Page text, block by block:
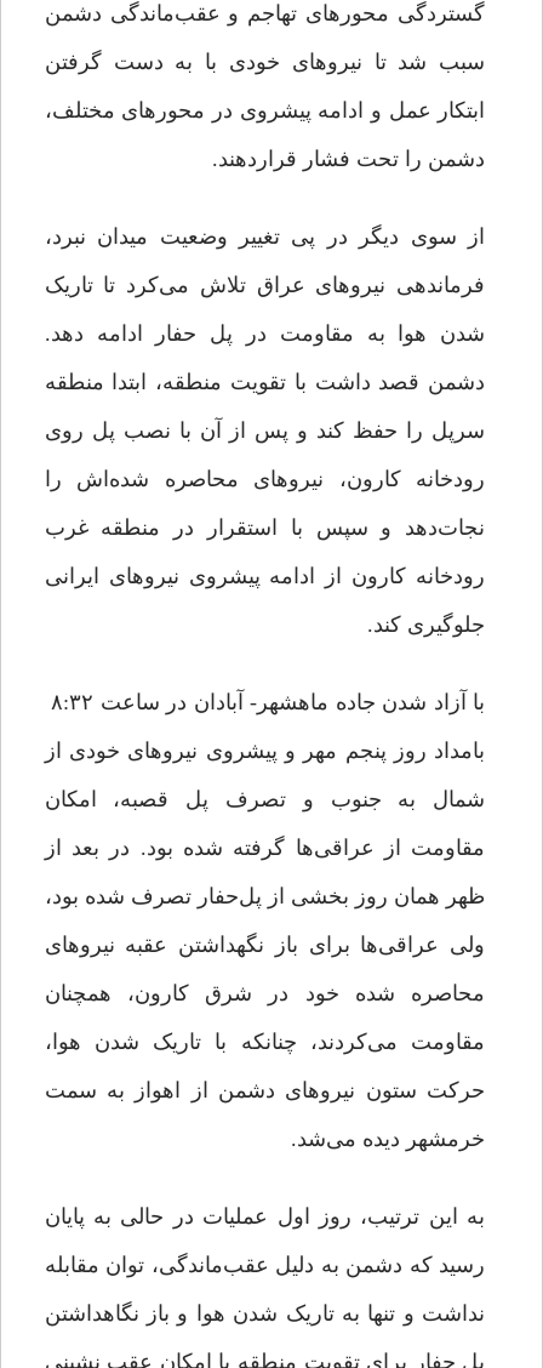
گستردگی محورهای تهاجم و عقب‌ماندگی دشمن
سبب شد تا نیروهای خودی با به دست گرفتن
ابتکار عمل و ادامه پیشروی در محورهای مختلف،
دشمن را تحت فشار قراردهند.
از سوی دیگر در پی تغییر وضعیت میدان نبرد،
فرماندهی نیروهای عراق تلاش می‌کرد تا تاریک
شدن هوا به مقاومت در پل حفار ادامه دهد.
دشمن قصد داشت با تقویت منطقه، ابتدا منطقه
سرپل را حفظ کند و پس از آن با نصب پل روی
رودخانه کارون، نیروهای محاصره شده‌اش را
نجات‌دهد و سپس با استقرار در منطقه غرب
رودخانه کارون از ادامه پیشروی نیروهای ایرانی
جلوگیری کند.
با آزاد شدن جاده ماهشهر- آبادان در ساعت ۸:۳۲
بامداد روز پنجم مهر و پیشروی نیروهای خودی از
شمال به جنوب و تصرف پل قصبه، امکان
مقاومت از عراقی‌ها گرفته شده بود. در بعد از
ظهر همان روز بخشی از پل‌حفار تصرف شده بود،
ولی عراقی‌ها برای باز نگهداشتن عقبه نیروهای
محاصره شده خود در شرق کارون، همچنان
مقاومت می‌کردند، چنانکه با تاریک شدن هوا،
حرکت ستون نیروهای دشمن از اهواز به سمت
خرمشهر دیده می‌شد.
به این ترتیب، روز اول عملیات در حالی به پایان
رسید که دشمن به دلیل عقب‌ماندگی، توان مقابله
نداشت و تنها به تاریک شدن هوا و باز نگاهداشتن
پل حفار برای تقویت منطقه یا امکان عقب نشینی